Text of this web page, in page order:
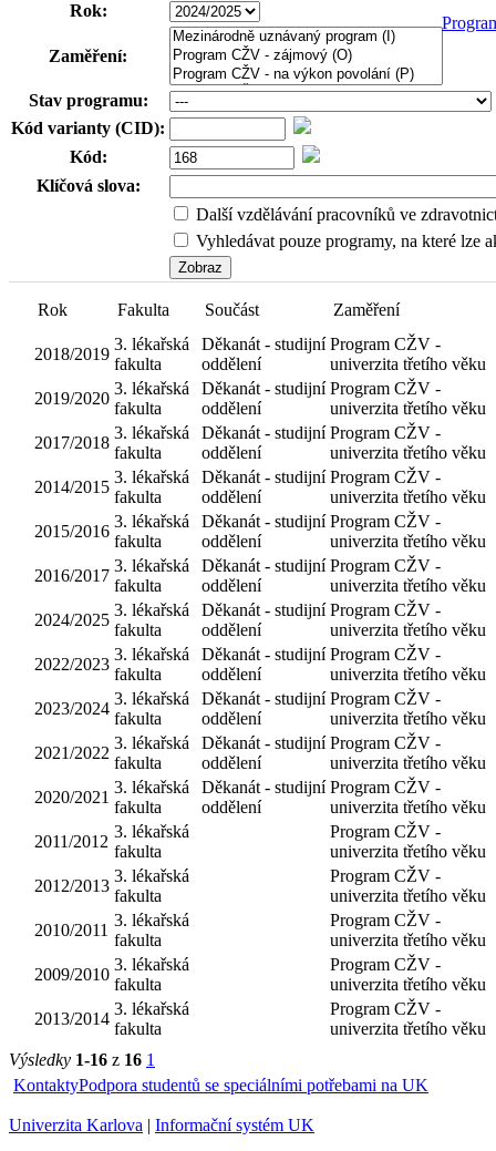
Rok:
Zaměření:
Stav programu:
Kód varianty (CID):
Kód:
Klíčová slova:
Další vzdělávání pracovníků ve
Vyhledávat pouze programy, na které lze
Rok
Fakulta
2018/2019
3. lékařská
fakulta
studijní
oddělení
2019/2020
3. lékařská
fakulta
studijní
oddělení
2017/2018
3. lékařská
fakulta
Děkanát
studijní
oddělení
2014/2015
3. lékařská
fakulta
studijní
2015/2016
3. lékařská
fakulta
studijní
oddělení
2016/2017
3. lékařská
fakulta
Děkanát
studijní
oddělení
2024/2025
fakulta